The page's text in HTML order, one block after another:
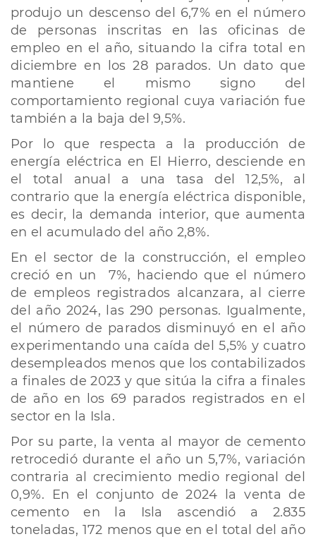
produjo un descenso del 6,7% en el número
de personas inscritas en las oficinas de
empleo en el año, situando la cifra total en
diciembre en los 28 parados. Un dato que
mantiene el mismo signo del
comportamiento regional cuya variación fue
también a la baja del 9,5%.
Por lo que respecta a la producción de
energía eléctrica en El Hierro, desciende en
el total anual a una tasa del 12,5%, al
contrario que la energía eléctrica disponible,
es decir, la demanda interior, que aumenta
en el acumulado del año 2,8%.
En el sector de la construcción, el empleo
creció en un 7%, haciendo que el número
de empleos registrados alcanzara, al cierre
del año 2024, las 290 personas. Igualmente,
el número de parados disminuyó en el año
experimentando una caída del 5,5% y cuatro
desempleados menos que los contabilizados
a finales de 2023 y que sitúa la cifra a finales
de año en los 69 parados registrados en el
sector en la Isla.
Por su parte, la venta al mayor de cemento
retrocedió durante el año un 5,7%, variación
contraria al crecimiento medio regional del
0,9%. En el conjunto de 2024 la venta de
cemento en la Isla ascendió a 2.835
toneladas, 172 menos que en el total del año